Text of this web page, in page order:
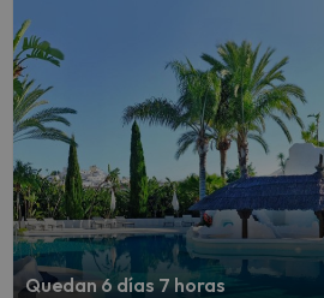
Quedan 6 días 7 horas